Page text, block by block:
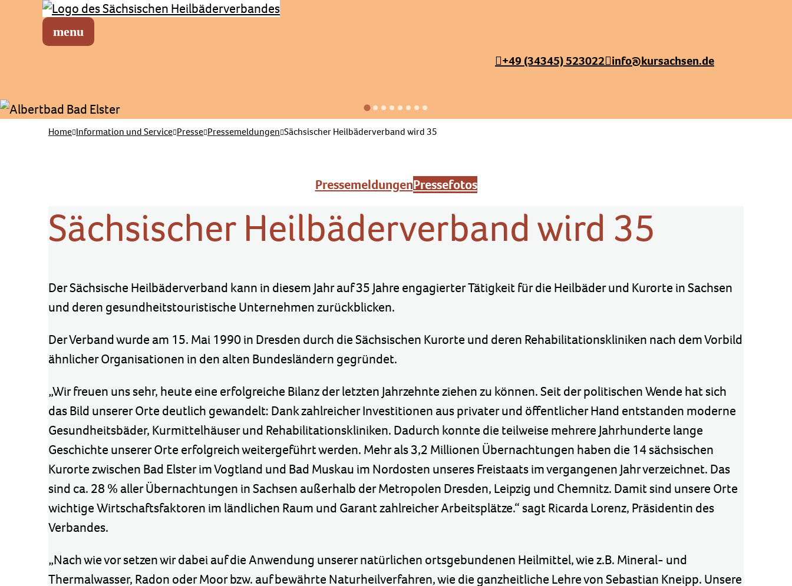
Sächsischer Heilbäderverband
+49 (34345) 523022 info@kursachsen.de
Home Information und Service Presse Pressemeldungen Sächsischer Heilbäderverband wird 35
PressemeldungenPressefotos
Sächsischer Heilbäderverband wird 35
Der Sächsische Heilbäderverband kann in diesem Jahr auf 35 Jahre engagierter Tätigkeit für die Heilbäder und Kurorte in Sachsen
und deren gesundheitstouristische Unternehmen zurückblicken.
Der Verband wurde am 15. Mai 1990 in Dresden durch die Sächsischen Kurorte und deren Rehabilitationskliniken nach dem Vorbild
ähnlicher Organisationen in den alten Bundesländern gegründet.
„Wir freuen uns sehr, heute eine erfolgreiche Bilanz der letzten Jahrzehnte ziehen zu können. Seit der politischen Wende hat sich
das Bild unserer Orte deutlich gewandelt: Dank zahlreicher Investitionen aus privater und öffentlicher Hand entstanden moderne
Gesundheitsbäder, Kurmittelhäuser und Rehabilitationskliniken. Dadurch konnte die teilweise mehrere Jahrhunderte lange
Geschichte unserer Orte erfolgreich weitergeführt werden. Mehr als 3,2 Millionen Übernachtungen haben die 14 sächsischen
Kurorte zwischen Bad Elster im Vogtland und Bad Muskau im Nordosten unseres Freistaats im vergangenen Jahr verzeichnet. Das
sind ca. 28 % aller Übernachtungen in Sachsen außerhalb der Metropolen Dresden, Leipzig und Chemnitz. Damit sind unsere Orte
wichtige Wirtschaftsfaktoren im ländlichen Raum und Garant zahlreicher Arbeitsplätze.“ sagt Ricarda Lorenz, Präsidentin des
Verbandes.
„Nach wie vor setzen wir dabei auf die Anwendung unserer natürlichen ortsgebundenen Heilmittel, wie z.B. Mineral- und
Thermalwasser, Radon oder Moor bzw. auf bewährte Naturheilverfahren, wie die ganzheitliche Lehre von Sebastian Kneipp. Unsere